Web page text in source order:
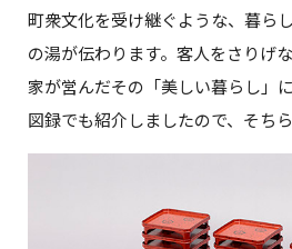
町衆文化を受け継ぐような、暮ら
の湯が伝わります。客人をさりげ
家が営んだその「美しい暮らし」
図録でも紹介しましたので、そち